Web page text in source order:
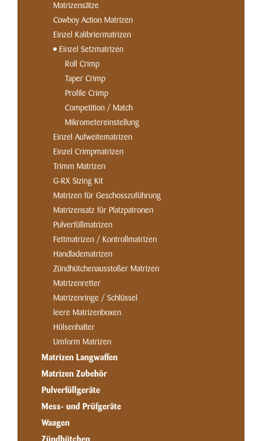
Matrizensätze
Cowboy Action Matrizen
Einzel Kalibriermatrizen
Einzel Setzmatrizen
Roll Crimp
Taper Crimp
Profile Crimp
Competition / Match
Mikrometereinstellung
Einzel Aufweitematrizen
Einzel Crimpmatrizen
Trimm Matrizen
G-RX Sizing Kit
Matrizen für Geschosszuführung
Matrizensatz für Platzpatronen
Pulverfüllmatrizen
Fettmatrizen / Kontrollmatrizen
Handladematrizen
Zündhütchenausstoßer Matrizen
Matrizenretter
Matrizenringe / Schlüssel
leere Matrizenboxen
Hülsenhalter
Umform Matrizen
Matrizen Langwaffen
Matrizen Zubehör
Pulverfüllgeräte
Mess- und Prüfgeräte
Waagen